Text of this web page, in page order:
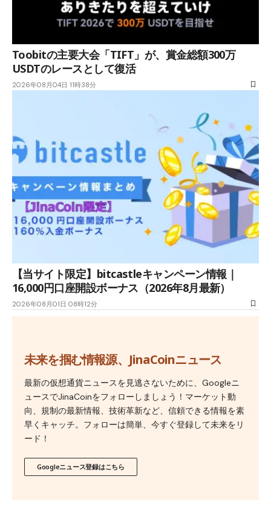
Toobitの主要大会「TIFT」が、賞金総額300万
USDTのレースとして復活
2026年08月04日 11時38分
【当サイト限定】bitcastleキャンペーン情報｜
16,000円口座開設ボーナス（2026年8月最新）
2026年08月01日 08時12分
未来を掴む情報源、JinaCoinニュース
最新の仮想通貨ニュースを見逃さないために、Googleニ
ュースでJinaCoinをフォローしましょう！マーケット動
向、規制の最新情報、技術革新など、信頼できる情報を素
早くキャッチ。フォローは簡単、今すぐ登録して未来をリ
ード！
Googleニュース登録はこちら